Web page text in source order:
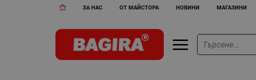
ЗА НАС ОТ МАЙСТОРА НОВИНИ МАГАЗИНИ